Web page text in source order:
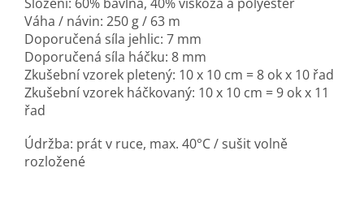
Složení: 60% bavlna, 40% viskóza a polyester
Váha / návin: 250 g / 63 m
Doporučená síla jehlic: 7 mm
Doporučená síla háčku: 8 mm
Zkušební vzorek pletený: 10 x 10 cm = 8 ok x 10 řad
Zkušební vzorek háčkovaný: 10 x 10 cm = 9 ok x 11
řad
Údržba: prát v ruce, max. 40°C / sušit volně
rozložené